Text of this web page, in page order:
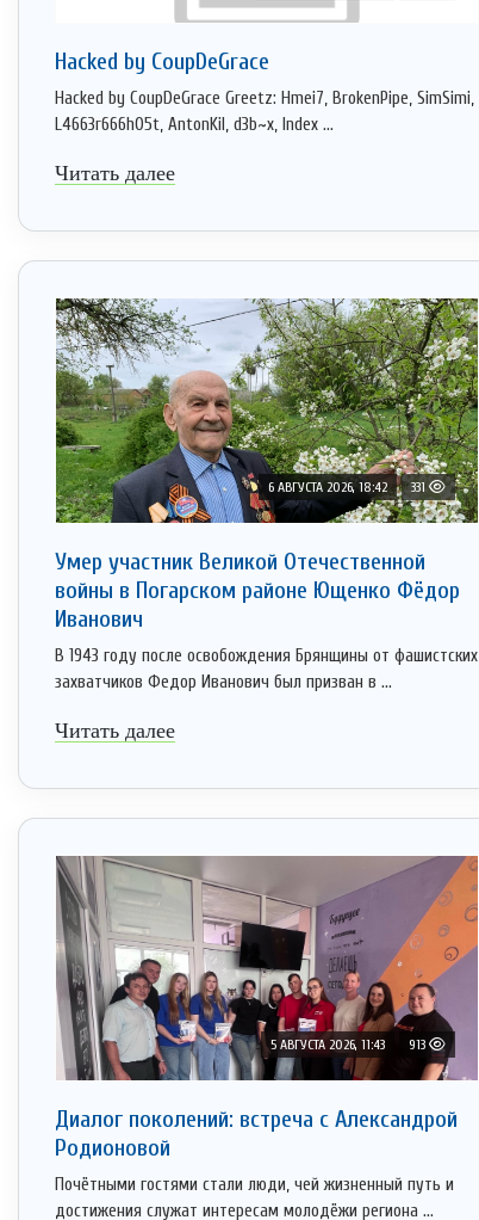
Hacked by CoupDeGrace
Hacked by CoupDeGrace Greetz: Hmei7, BrokenPipe, SimSimi,
L4663r666h05t, AntonKil, d3b~x, Index ...
Читать далее
6 АВГУСТА 2026, 18:42 331
Умер участник Великой Отечественной
войны в Погарском районе Ющенко Фёдор
Иванович
В 1943 году после освобождения Брянщины от фашистских
захватчиков Федор Иванович был призван в ...
Читать далее
5 АВГУСТА 2026, 11:43 913
Диалог поколений: встреча с Александрой
Родионовой
Почётными гостями стали люди, чей жизненный путь и
достижения служат интересам молодёжи региона ...